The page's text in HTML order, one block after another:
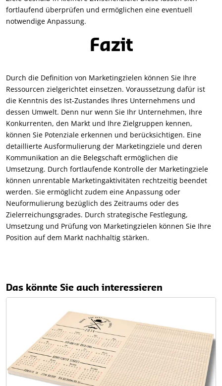
fortlaufend überprüfen und ermöglichen eine eventuell
notwendige Anpassung.
Fazit
Durch die Definition von Marketingzielen können Sie Ihre
Ressourcen zielgerichtet einsetzen. Voraussetzung dafür ist
die Kenntnis des Ist-Zustandes Ihres Unternehmens und
dessen Umwelt. Denn nur wenn Sie Ihr Unternehmen, Ihre
Konkurrenten, den Markt und Ihre Zielgruppen kennen,
können Sie Potenziale erkennen und berücksichtigen. Eine
detaillierte Ausformulierung der Marketingziele und deren
Kommunikation an die Belegschaft ermöglichen die
Umsetzung. Durch fortlaufende Kontrolle der Marketingziele
können unrentable Marketingaktivitäten rechtzeitig beendet
werden. Sie ermöglicht zudem eine Anpassung oder
Neuformulierung bezüglich des Zeitraums oder des
Zielerreichungsgrades. Durch strategische Festlegung,
Umsetzung und Prüfung von Marketingzielen können Sie Ihre
Position auf dem Markt nachhaltig stärken.
Das könnte Sie auch interessieren